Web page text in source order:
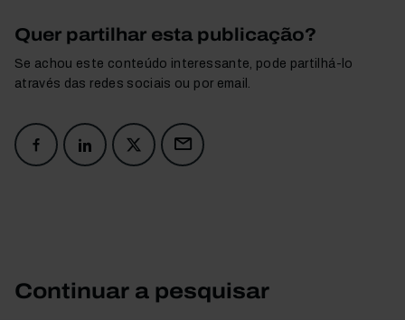
Quer partilhar esta publicação?
Se achou este conteúdo interessante, pode partilhá-lo
através das redes sociais ou por email.
Continuar a pesquisar